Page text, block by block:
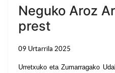
Neguko Aroz
prest
09 Urtarrila 2025
Urretxuko eta Zumarragako